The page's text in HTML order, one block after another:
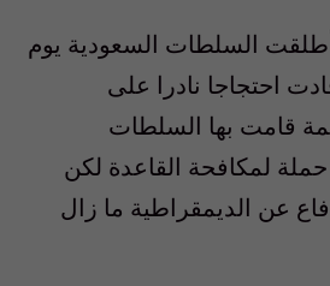
السلطات السعودية يوم
احتجاجا نادرا على
قامت بها السلطات
لمكافحة القاعدة لكن
عن الديمقراطية ما زال